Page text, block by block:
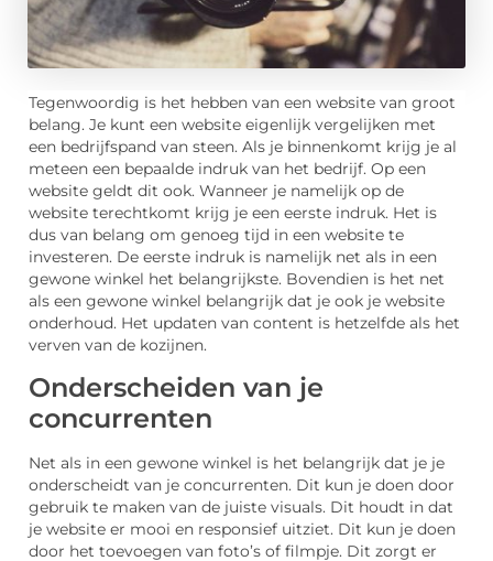
Tegenwoordig is het hebben van een website van groot
belang. Je kunt een website eigenlijk vergelijken met
een bedrijfspand van steen. Als je binnenkomt krijg je al
meteen een bepaalde indruk van het bedrijf. Op een
website geldt dit ook. Wanneer je namelijk op de
website terechtkomt krijg je een eerste indruk. Het is
dus van belang om genoeg tijd in een website te
investeren. De eerste indruk is namelijk net als in een
gewone winkel het belangrijkste. Bovendien is het net
als een gewone winkel belangrijk dat je ook je website
onderhoud. Het updaten van content is hetzelfde als het
verven van de kozijnen.
Onderscheiden van je
concurrenten
Net als in een gewone winkel is het belangrijk dat je je
onderscheidt van je concurrenten. Dit kun je doen door
gebruik te maken van de juiste visuals. Dit houdt in dat
je website er mooi en responsief uitziet. Dit kun je doen
door het toevoegen van foto’s of filmpje. Dit zorgt er